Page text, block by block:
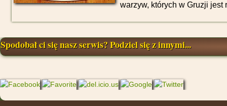
warzyw, których w Gruzji jest
Spodobał ci się nasz serwis? Podziel się z innymi...